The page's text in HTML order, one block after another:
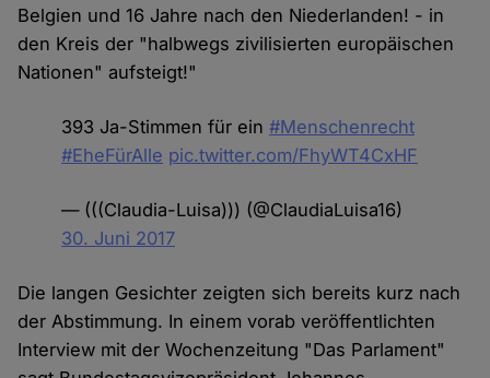
Belgien und 16 Jahre nach den Niederlanden! - in
den Kreis der "halbwegs zivilisierten europäischen
Nationen" aufsteigt!"
393 Ja-Stimmen für ein#Menschenrecht
#EheFürAlle pic.twitter.com/FhyWT4CxHF
— (((Claudia-Luisa))) (@ClaudiaLuisa16)
30. Juni 2017
Die langen Gesichter zeigten sich bereits kurz nach
der Abstimmung. In einem vorab veröffentlichten
Interview mit der Wochenzeitung "Das Parlament"